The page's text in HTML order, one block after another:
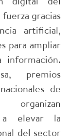
gracias
artificial,
para ampliar
premios
de
a elevar la
del sector